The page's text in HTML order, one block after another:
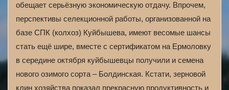
обещает серьёзную экономическую отдачу. Впрочем,
перспективы селекционной работы, организованной на
базе СПК (колхоз) Куйбышева, имеют весомые шансы
стать ещё шире, вместе с сертификатом на Ермоловку
в середине октября куйбышевцы получили и семена
нового озимого сорта – Болдинская. Кстати, зерновой
клин хозяйства показал прекрасную продуктивность и